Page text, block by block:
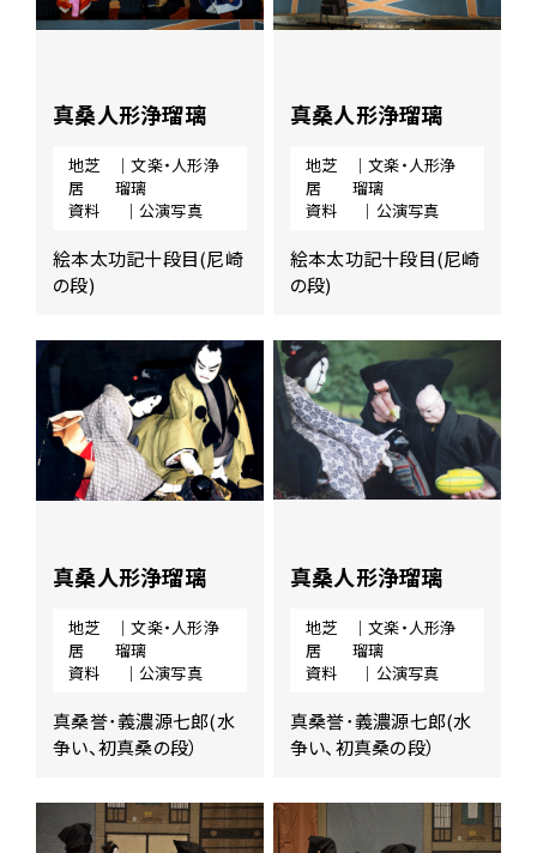
真桑人形浄瑠璃
地芝
居
｜文楽・人形浄
瑠璃
資料
｜公演写真
絵本太功記十段目(尼崎
の段)
真桑人形浄瑠璃
地芝
居
｜文楽・人形浄
瑠璃
資料
｜公演写真
絵本太功記十段目(尼崎
の段)
真桑人形浄瑠璃
地芝
居
｜文楽・人形浄
瑠璃
資料
｜公演写真
真桑誉･義濃源七郎(水
争い、初真桑の段）
真桑人形浄瑠璃
地芝
居
｜文楽・人形浄
瑠璃
資料
｜公演写真
真桑誉･義濃源七郎(水
争い、初真桑の段）